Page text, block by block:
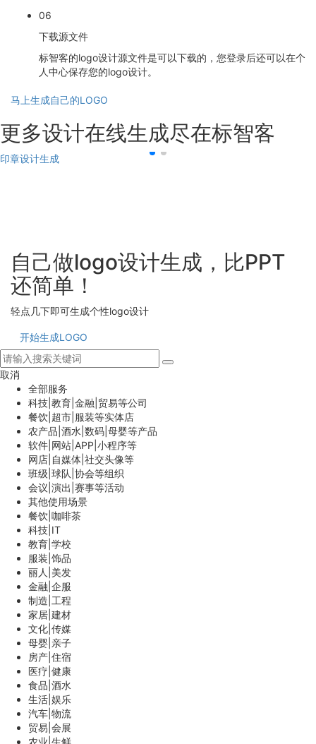
06
下载源文件
标智客的logo设计源文件是可以下载的，您登录后还可以在个
人中心保存您的logo设计。
马上生成自己的LOGO
更多设计在线生成尽在标智客
印章设计生成
自己做logo设计生成，比PPT
还简单！
轻点几下即可生成个性logo设计
开始生成LOGO
取消
全部服务
科技|教育|金融|贸易等公司
餐饮|超市|服装等实体店
农产品|酒水|数码|母婴等产品
软件|网站|APP|小程序等
网店|自媒体|社交头像等
班级|球队|协会等组织
会议|演出|赛事等活动
其他使用场景
餐饮|咖啡茶
科技|IT
教育|学校
服装|饰品
丽人|美发
金融|企服
制造|工程
家居|建材
文化|传媒
母婴|亲子
房产|住宿
医疗|健康
食品|酒水
生活|娱乐
汽车|物流
贸易|会展
农业|生鲜